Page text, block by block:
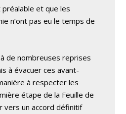
et que les
n’ont pas eu le temps de
de nombreuses reprises
à évacuer ces avant-
à respecter les
étape de la Feuille de
vers un accord définitif